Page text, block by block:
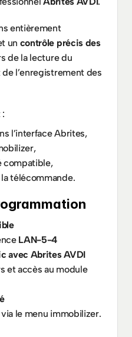
entièrement
un contrôle précis des
de la lecture du
l’enregistrement des
l’interface Abrites,
compatible,
télécommande.
LAN-5-4
avec Abrites AVDI
et accès au module
le menu immobilizer.